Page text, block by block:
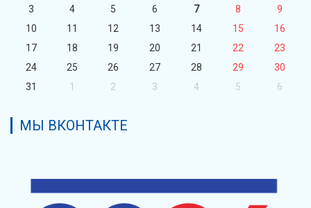
3
4 5 6 7 8
9
10
11 12 13 14 15
16
17
18 19 20 21 22
23
24
25 26 27 28 29
30
31
1 2 3 4 5 6
МЫ ВКОНТАКТЕ